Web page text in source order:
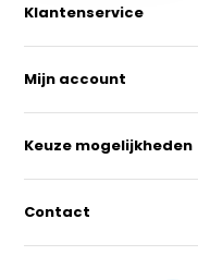
Klantenservice
Mijn account
Keuze mogelijkheden
Contact